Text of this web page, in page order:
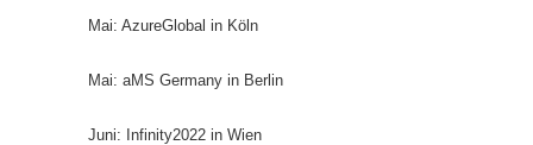
Mai: AzureGlobal in Köln
Mai: aMS Germany in Berlin
Juni: Infinity2022 in Wien